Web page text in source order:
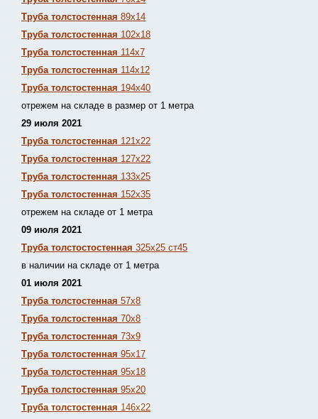
Труба толстостенная 89х14
Труба толстостенная 102х18
Труба толстостенная 114х7
Труба толстостенная 114х12
Труба толстостенная 194х40
отрежем на складе в размер от 1 метра
29 июля 2021
Труба толстостенная 121х22
Труба толстостенная 127х22
Труба толстостенная 133х25
Труба толстостенная 152х35
отрежем на складе от 1 метра
09 июля 2021
Труба толстостостенная 325х25 ст45
в наличии на складе от 1 метра
01 июля 2021
Труба толстостенная 57х8
Труба толстостенная 70х8
Труба толстостенная 73х9
Труба толстостенная 95х17
Труба толстостенная 95х18
Труба толстостенная 95х20
Труба толстостенная 146х22